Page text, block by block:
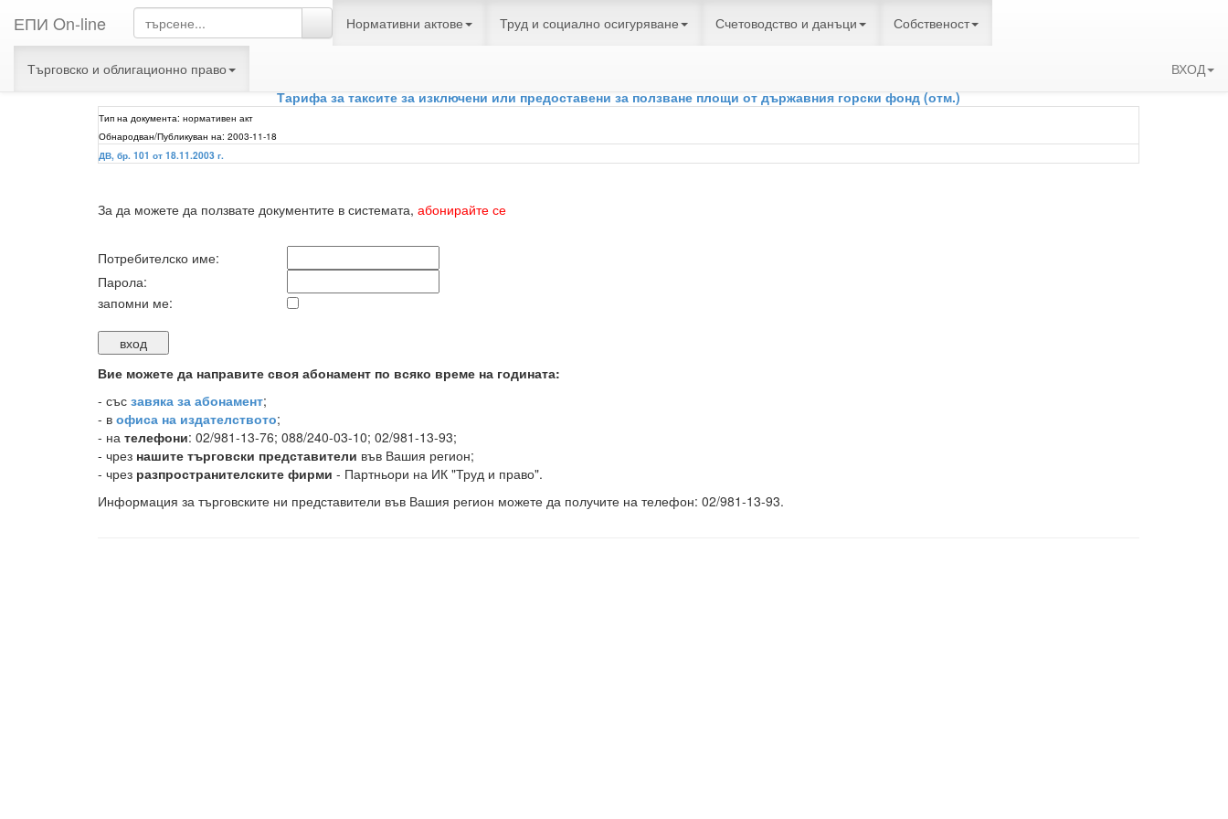
ЕПИ On-line Нормативни актове Труд и социално осигуряване Счетоводство и данъци Собственост
Търговско и облигационно право ВХОД
Тарифа за таксите за изключени или предоставени за ползване площи от държавния горски фонд (отм.)
Тип на документа: нормативен акт
Обнародван/Публикуван на: 2003-11-18
ДВ, бр. 101 от 18.11.2003 г.
За да можете да ползвате документите в системата, абонирайте се
Потребителско име:
Парола:
запомни ме:
Вие можете да направите своя абонамент по всяко време на годината:
- със завяка за абонамент;
- в офиса на издателството;
- на телефони: 02/981-13-76; 088/240-03-10; 02/981-13-93;
- чрез нашите търговски представители във Вашия регион;
- чрез разпространителските фирми - Партньори на ИК "Труд и право".
Информация за търговските ни представители във Вашия регион можете да получите на телефон: 02/981-13-93.